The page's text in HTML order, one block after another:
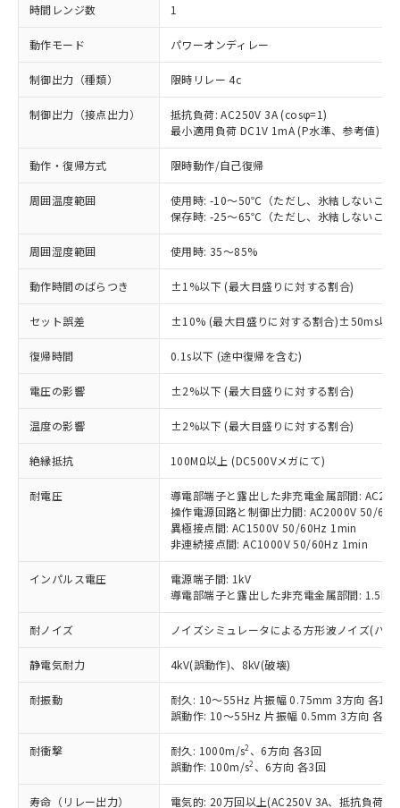
時間レンジ数 1
動作モード パワーオンディレー
制御出力（種類） 限時リレー 4c
制御出力（接点出力）
抵抗負荷: AC250V 3A (cosφ=1)
最小適用負荷 DC1V 1mA (P水準、参考値)
動作・復帰方式 限時動作/自己復帰
周囲温度範囲
使用時: -10～50℃（ただし、氷結しないこと
保存時: -25～65℃（ただし、氷結しないこと
周囲湿度範囲 使用時: 35～85%
動作時間のばらつき ±1%以下 (最大目盛りに対する割合)
セット誤差 ±10% (最大目盛りに対する割合)±50ms以下
復帰時間 0.1s以下 (途中復帰を含む)
電圧の影響 ±2%以下 (最大目盛りに対する割合)
温度の影響 ±2%以下 (最大目盛りに対する割合)
絶縁抵抗 100MΩ以上 (DC500Vメガにて)
耐電圧
導電部端子と露出した非充電金属部間:
操作電源回路と制御出力間: AC2000V 50/
異極接点間: AC1500V 50/60Hz 1min
非連続接点間: AC1000V 50/60Hz 1min
インパルス電圧
電源端子間: 1kV
導電部端子と露出した非充電金属部間: 1.5kV
耐ノイズ ノイズシミュレータによる方形波ノイズ(パ
静電気耐力 4kV(誤動作)、8kV(破壊)
耐振動
耐久: 10～55Hz 片振幅 0.75mm 3方向 各1h
誤動作: 10～55Hz 片振幅 0.5mm 3方向 各
耐衝撃 耐久: 1000m/s2 、6方向 各3回
誤動作: 100m/s2 、6方向 各3回
寿命（リレー出力） 電気的: 20万回以上(AC250V 3A、抵抗負荷
ご利用条件
以下の条件をお読みいただき、同意のうえ
ご利用ください。
本サービスは、当社制御機器事業取扱
商品の当社在庫状況および標準価格
(税抜)を提供させていただくもので
当社制御機器事業取扱商品の中には、
本サービスの対象外となる商品もある
ことをご了承ください。
在庫状況および標準価格照会結果は、
記載している更新日時点での社内デー
タに基づき作成されるものであり、閲
覧された時点での実際の在庫および標
準価格とは異なる場合があることをご
※1 対応状況
対応済み：EU RoHS指令（10物質）の
非含有に対応した製品が提供可能な商品で
す。
対応予定：EU RoHS指令（10物質）の非含
有に対応した製品に切り替える予定のある
対応予定なし：EU RoHS指令（10物質）の
非含有に非対応の商品で、対応品を出す予
調査・確認中：EU RoHS指令（10物質）の
商品です。
非該当品：ライセンス料など無形物で、有
害物質有無と関係のない商品です。
仕入先様の事情により、非含有部品として
いたものが、含有品と判明した場合などや
むを得ず変更することがあります。
*EU RoHS指令（10物質）：
鉛(Pb) 1000ppm以下、 水銀(Hg) 1000ppm以下、 カド
ミウム(Cd) 100ppm以下、
六価クロム(Cr(Ⅵ)) 1000ppm以下、ポリ臭化ビフェニル
※1 中国RoHS○×表
基準値以下であることを示します。
「×」：最大均質材料含有率が中国RoHSの
基準値を超えていることを示します。
「－」：未確認です。当社販売部門へお問
い合わせください。
*中国RoHS10物質の基準値 (GB/T26572)：
Pb(鉛) :1000ppm、 Hg(水銀) : 1000ppm、 Cd(カドミウ
ム) : 100ppm、
当社は、これら貴社製品のうち、外国
為替および外国貿易法に定める商品
（以下｢規制貨物等」という）を輸出
または国外への提供する場合は、日本
国政府の輸出許可(または役務取引許
可)を取得するなどの必要な手続きを